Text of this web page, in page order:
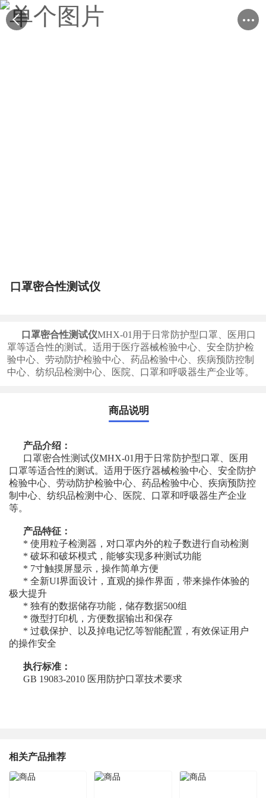
口罩密合性测试仪
口罩密合性测试仪MHX-01用于日常防护型口罩、医用口
罩等适合性的测试。适用于医疗器械检验中心、安全防护检
验中心、劳动防护检验中心、药品检验中心、疾病预防控制
中心、纺织品检测中心、医院、口罩和呼吸器生产企业等。
商品说明
产品介绍：
口罩密合性测试仪MHX-01用于日常防护型口罩、医用
口罩等适合性的测试。适用于医疗器械检验中心、安全防护
检验中心、劳动防护检验中心、药品检验中心、疾病预防控
制中心、纺织品检测中心、医院、口罩和呼吸器生产企业
等。
产品特征：
* 使用粒子检测器，对口罩内外的粒子数进行自动检测
* 破坏和破坏模式，能够实现多种测试功能
* 7寸触摸屏显示，操作简单方便
* 全新UI界面设计，直观的操作界面，带来操作体验的
极大提升
* 独有的数据储存功能，储存数据500组
* 微型打印机，方便数据输出和保存
* 过载保护、以及掉电记忆等智能配置，有效保证用户
的操作安全
执行标准：
GB 19083-2010 医用防护口罩技术要求
相关产品推荐